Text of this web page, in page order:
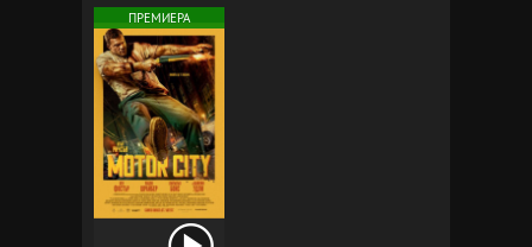
ПРЕМИЕРА